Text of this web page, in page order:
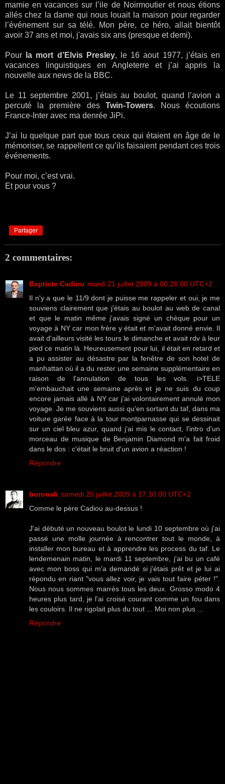
mamie en vacances sur l’ile de Noirmoutier et nous étions
allés chez la dame qui nous louait la maison pour regarder
l’événement sur sa télé. Mon père, ce héro, allait bientôt
avoir 37 ans et moi, j'avais six ans (presque et demi).
Pour la mort d’Elvis Presley, le 16 aout 1977, j’étais en
vacances linguistiques en Angleterre et j’ai appris la
nouvelle aux news de la BBC.
Le 11 septembre 2001, j’étais au boulot, quand l’avion a
percuté la première des Twin-Towers. Nous écoutions
France-Inter avec ma denrée JiPi.
J’ai lu quelque part que tous ceux qui étaient en âge de le
mémoriser, se rappellent ce qu’ils faisaient pendant ces trois
événements.
Pour moi, c’est vrai.
Et pour vous ?
Partager
2 commentaires:
Baptiste Cadiou mardi 21 juillet 2009 à 00:20:00 UTC+2
Il n'y a que le 11/9 dont je puisse me rappeler et oui, je me
souviens clairement que j'étais au boulot au web de canal
et que le matin même j'avais signé un chèque pour un
voyage à NY car mon frère y était et m'avait donné envie. Il
avait d'ailleurs visité les tours le dimanche et avait rdv à leur
pied ce matin là. Heureusement pour lui, il était en retard et
a pu assister au désastre par la fenêtre de son hotel de
manhattan où il a du rester une semaine supplémentaire en
raison de l'annulation de tous les vols. i>TELE
m'embauchait une semaine après et je ne suis du coup
encore jamais allé à NY car j'ai volontairement annulé mon
voyage. Je me souviens aussi qu'en sortant du taf, dans ma
voiture garée face à la tour montparnasse qui se dessinait
sur un ciel bleu azur, quand j'ai mis le contact, l'intro d'un
morceau de musique de Benjamin Diamond m'a fait froid
dans le dos : c'était le bruit d'un avion a réaction !
Répondre
boronali samedi 25 juillet 2009 à 17:10:00 UTC+2
Comme le père Cadiou au-dessus !
J'ai débuté un nouveau boulot le lundi 10 septembre où j'ai
passé une molle journée à rencontrer tout le monde, à
installer mon bureau et à apprendre les process du taf. Le
lendemenain matin, le mardi 11 septembre, j'ai bu un café
avec mon boss qui m'a demandé si j'étais prêt et je lui ai
répondu en riant "vous allez voir, je vais tout faire péter !".
Nous nous sommes marrés tous les deux. Grosso modo 4
heures plus tard, je l'ai croisé courant comme un fou dans
les couloirs. Il ne rigolait plus du tout ... Moi non plus ...
Répondre